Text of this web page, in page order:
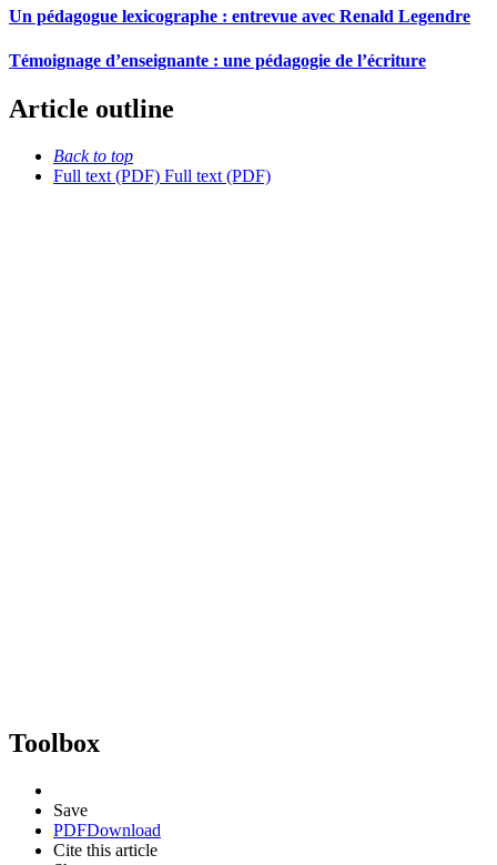
Un pédagogue lexicographe : entrevue avec Renald Legendre
Témoignage d’enseignante : une pédagogie de l’écriture
Article outline
Back to top
Full text (PDF) Full text (PDF)
Toolbox
Save
PDFDownload
Cite this article